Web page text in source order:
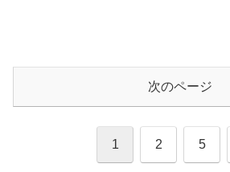
次のページ
1 2 5